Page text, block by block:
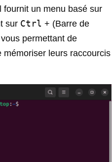
un menu basé sur
sur Ctrl + (Barre de
permettant de
leurs raccourcis